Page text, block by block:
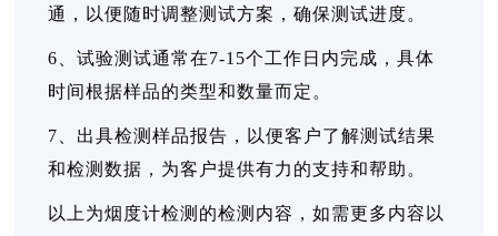
通，以便随时调整测试方案，确保测试进度。
6、试验测试通常在7-15个工作日内完成，具体
时间根据样品的类型和数量而定。
7、出具检测样品报告，以便客户了解测试结果
和检测数据，为客户提供有力的支持和帮助。
以上为烟度计检测的检测内容，如需更多内容以